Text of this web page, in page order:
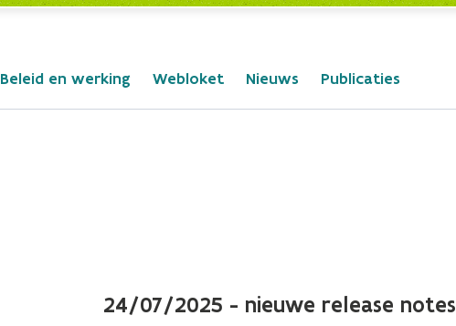
Beleid en werking Webloket Nieuws Publicaties
24/07/2025 - nieuwe release